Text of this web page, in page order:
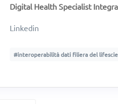
Digital Health Specialist
Linkedin
#interoperabilità dati filiera del